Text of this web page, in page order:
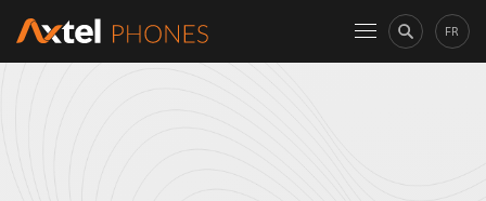
FR